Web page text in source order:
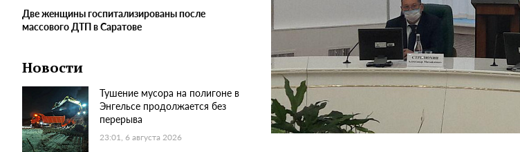
Две женщины госпитализированы после
массового ДТП в Саратове
Новости
Тушение мусора на полигоне в
Энгельсе продолжается без
перерыва
23:01, 6 августа 2026